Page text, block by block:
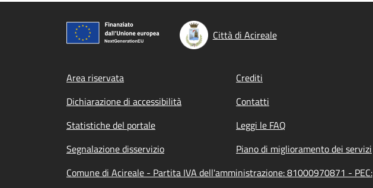
Città di Acireale
Footer menu
Area riservata Crediti
Dichiarazione di accessibilità
Contatti
Statistiche del portale
Leggi le FAQ
Segnalazione disservizio
Piano di miglioramento dei servizi
Comune di Acireale - Partita IVA dell'amministrazione: 81000970871 - PEC: